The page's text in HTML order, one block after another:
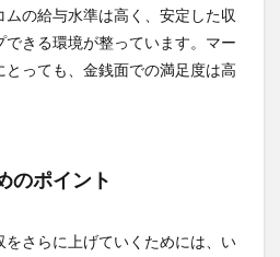
の給与水準は高く、安定した収
できる環境が整っています。マー
っても、金銭面での満足度は高
のポイント
さらに上げていくためには、い